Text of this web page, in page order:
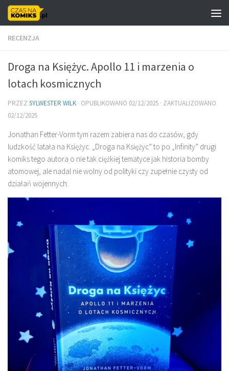
Skip to content
RECENZJA
Droga na Księżyc. Apollo 11 i marzenia o
lotach kosmicznych
PRZEZ SYLWESTER WILK · OPUBLIKOWANO 02/12/2025 · ZAKTUALIZOWANO
02/12/2025
Jonathan Fetter-Vorm tym razem zabiera nas do czasów, gdy
ludzkość latała na Księżyc. „Droga na Księżyc” to po „Infinity” drugi
komiks tego autora o nie tak ciężkiej tematyce jak historia bomby
atomowej, ale nadal nie wolny od polityki czy zupełnie czysty od
działań wojennych.